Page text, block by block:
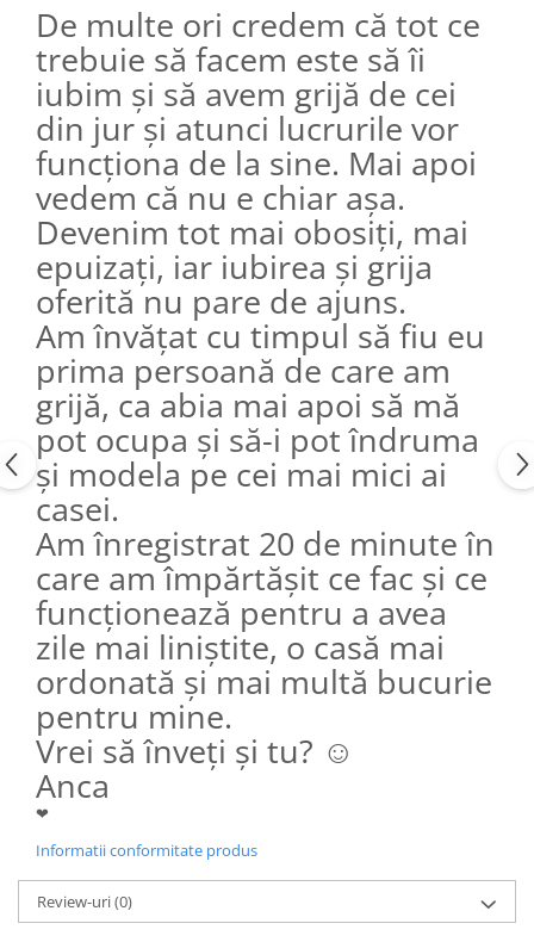
Editura Cartea Copiilor
Editura Cartemma
Editura Casa
Editura Corint
Editura Frontiera
Editura Gama
Editura Kreativ
Editura Litera
Editura Lizuka Educativ
Editura Nemira
Editura Nomina
Editura Pandora M
Editura Portocala Albastră
Editura Scriptum
Editura Sophia
Editura Usborne
Editura Vellant
Editura Verba
De multe ori credem că tot ce
trebuie să facem este să îi
iubim și să avem grijă de cei
din jur și atunci lucrurile vor
funcționa de la sine. Mai apoi
vedem că nu e chiar așa.
Devenim tot mai obosiți, mai
epuizați, iar iubirea și grija
oferită nu pare de ajuns.
Am învățat cu timpul să fiu eu
prima persoană de care am
grijă, ca abia mai apoi să mă
pot ocupa și să-i pot îndruma
și modela pe cei mai mici ai
casei.
Am înregistrat 20 de minute în
care am împărtășit ce fac și ce
funcționează pentru a avea
zile mai liniștite, o casă mai
ordonată și mai multă bucurie
pentru mine.
Vrei să înveți și tu? ☺
Anca
❤
Informatii conformitate produs
Review-uri(0)